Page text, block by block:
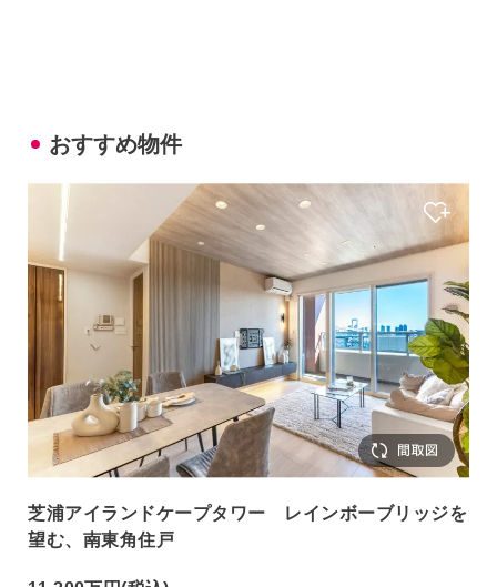
おすすめ物件
芝浦アイランドケープタワー レインボーブリッジを
望む、南東角住戸